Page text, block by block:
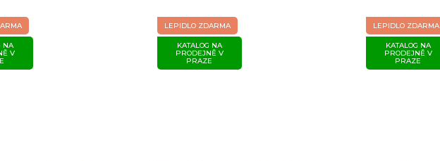
NA
V
LEPIDLO ZDARMA
KATALOG NA
PRODEJNĚ V
PRAZE
LEPIDLO ZDARMA
KATALOG NA
PRODEJNĚ V
PRAZE